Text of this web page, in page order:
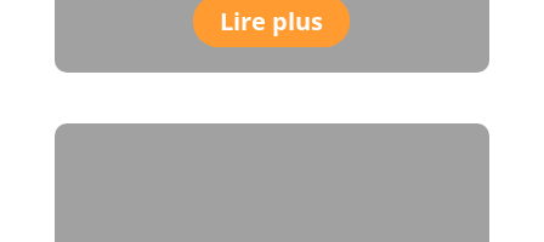
Lire plus